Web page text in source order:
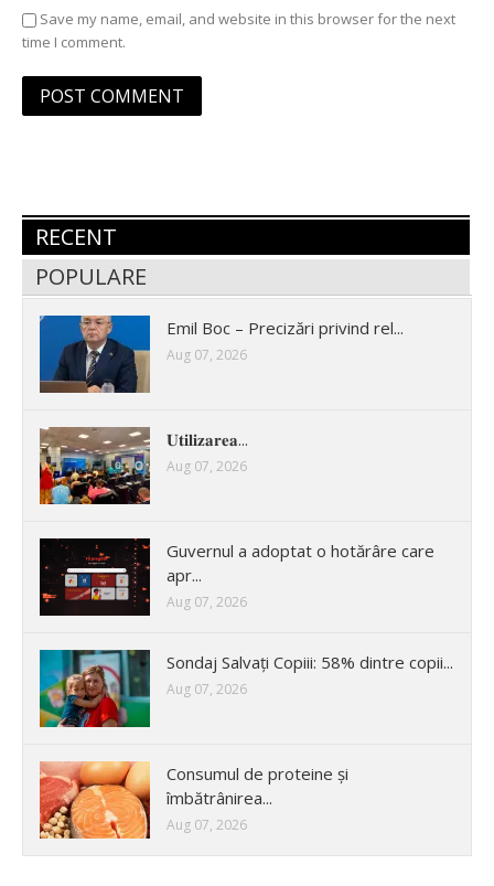
Save my name, email, and website in this browser for the next
time I comment.
RECENT
POPULARE
Emil Boc – Precizări privind rel...
Aug 07, 2026
𝐔𝐭𝐢𝐥𝐢𝐳𝐚𝐫𝐞𝐚...
Aug 07, 2026
Guvernul a adoptat o hotărâre care
apr...
Aug 07, 2026
Sondaj Salvați Copiii: 58% dintre copii...
Aug 07, 2026
Consumul de proteine și
îmbătrânirea...
Aug 07, 2026